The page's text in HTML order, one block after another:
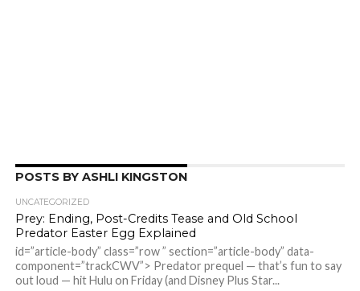
POSTS BY ASHLI KINGSTON
UNCATEGORIZED
Prey: Ending, Post-Credits Tease and Old School
Predator Easter Egg Explained
id=”article-body” class=”row ” section=”article-body” data-
component=”trackCWV”> Predator prequel — that’s fun to say
out loud — hit Hulu on Friday (and Disney Plus Star...